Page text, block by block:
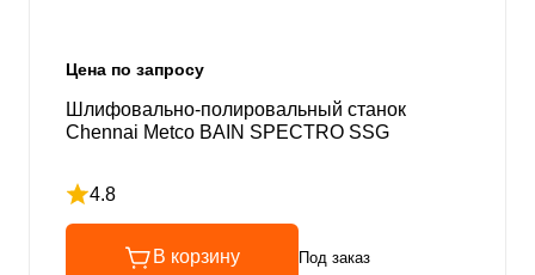
Цена по запросу
Шлифовально-полировальный станок
Chennai Metco BAIN SPECTRO SSG
4.8
Рейтинг 4.8 из 5
В корзину Под заказ